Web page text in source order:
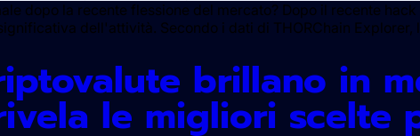
dopo la recente flessione del mercato? Dopo il recente
dell'attività. Secondo i dati di THORChain
brillano in
le migliori scelte